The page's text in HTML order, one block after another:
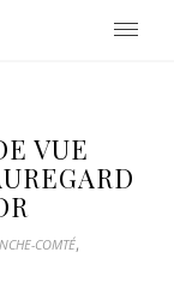
VUE
COMTÉ,